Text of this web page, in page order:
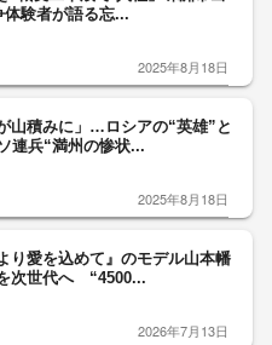
験者が語る忘...
2025年8月18日
山積みに」…ロシアの“英雄”と
連兵“満州の惨状...
2025年8月18日
り愛を込めて』のモデル山本幡
次世代へ “4500...
2026年7月13日